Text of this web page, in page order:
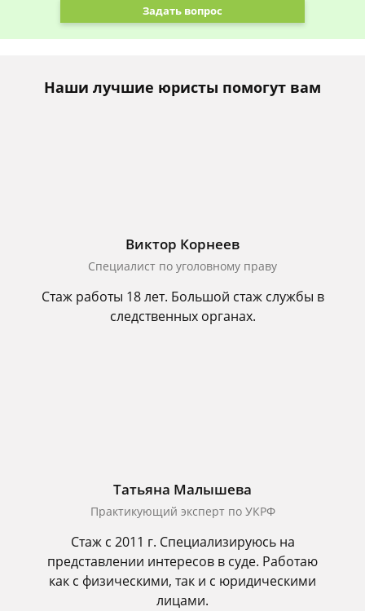
Задать вопрос
Наши лучшие юристы помогут вам
Виктор Корнеев
Cпециалист по уголовному праву
Стаж работы 18 лет. Большой стаж службы в
следственных органах.
Татьяна Малышева
Практикующий эксперт по УКРФ
Стаж с 2011 г. Специализируюсь на
представлении интересов в суде. Работаю
как с физическими, так и с юридическими
лицами.